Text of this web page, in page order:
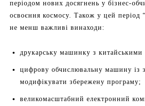
періодом нових досягнень у бізнес-
освоєння космосу. Також у цей період
не менш важливі винаходи:
друкарську машинку з китайськими
цифрову обчислювальну машину із
модифікувати збережену програму;
великомасштабний електронний